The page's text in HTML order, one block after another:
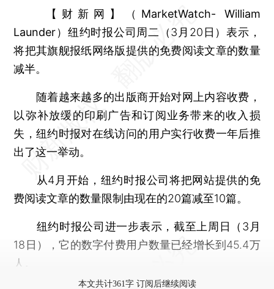
【财新网】（MarketWatch- William
Launder） 纽约时报公司周二（3月20日）表示，
将把其旗舰报纸网络版提供的免费阅读文章的数量
减半。
随着越来越多的出版商开始对网上内容收费，
以弥补放缓的印刷广告和订阅业务带来的收入损
失，纽约时报对在线访问的用户实行收费一年后推
出了这一举动。
从4月开始，纽约时报公司将把网站提供的免
费阅读文章的数量限制由现在的20篇减至10篇。
纽约时报公司进一步表示，截至上周日（3月
18日），它的数字付费用户数量已经增长到45.4万
人。
本文共计361字 订阅后继续阅读